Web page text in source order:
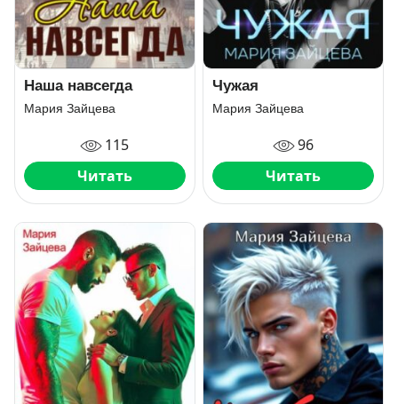
Наша навсегда
Мария Зайцева
115
Читать
Чужая
Мария Зайцева
96
Читать